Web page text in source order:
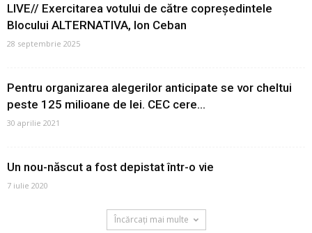
LIVE// Exercitarea votului de către copreședintele
Blocului ALTERNATIVA, Ion Ceban
28 septembrie 2025
Pentru organizarea alegerilor anticipate se vor cheltui
peste 125 milioane de lei. CEC cere...
30 aprilie 2021
Un nou-născut a fost depistat într-o vie
7 iulie 2020
Încărcați mai multe